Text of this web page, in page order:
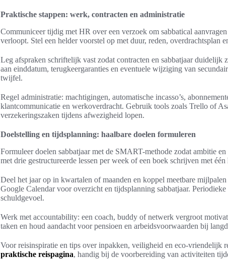
Praktische stappen: werk, contracten en administratie
Communiceer tijdig met HR over een verzoek om sabbatical
verloopt. Stel een helder voorstel op met duur, reden, overdrachtsplan
Leg afspraken schriftelijk vast zodat contracten en sabbatjaar
aan einddatum, terugkeergaranties en eventuele wijziging van
twijfel.
Regel administratie: machtigingen, automatische incasso’s,
klantcommunicatie en werkoverdracht. Gebruik tools zoals Trello of
verzekeringszaken tijdens afwezigheid lopen.
Doelstelling en tijdsplanning: haalbare doelen formuleren
Formuleer doelen sabbatjaar met de SMART-methode zodat ambitie
met drie gestructureerde lessen per week of een boek schrijven met
Deel het jaar op in kwartalen of maanden en koppel meetbare
Google Calendar voor overzicht en tijdsplanning sabbatjaar.
schuldgevoel.
Werk met accountability: een coach, buddy of netwerk vergroot
taken en houd aandacht voor pensioen en arbeidsvoorwaarden bij
Voor reisinspiratie en tips over inpakken, veiligheid en eco-vriendelijk
praktische reispagina, handig bij de voorbereiding van activiteiten